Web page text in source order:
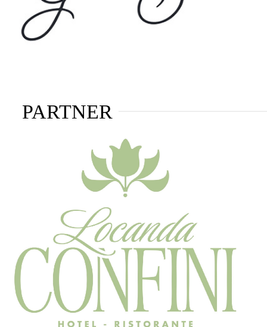
PARTNER